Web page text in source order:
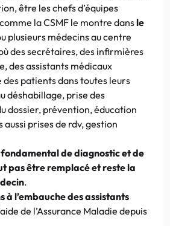
être les chefs d’équipes
la CSMF le montre dansle
plusieurs médecins au centre
des secrétaires, des infirmières
des assistants médicaux
patients dans toutes leurs
déshabillage, prise des
dossier, prévention, éducation
prises de rdv, gestion
de diagnostic et de
pas être remplacé et reste la
.
à l’embauche des assistants
de l’Assurance Maladie depuis